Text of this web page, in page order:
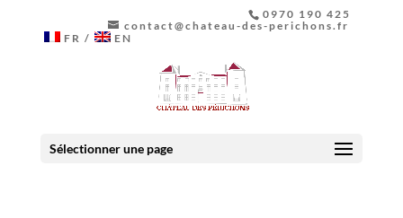
0970 190 425
contact@chateau-des-perichons.fr
FR
EN
Sélectionner une page